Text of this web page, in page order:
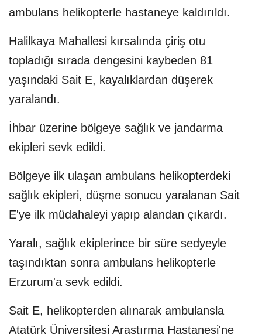
ambulans helikopterle hastaneye kaldırıldı.
Halilkaya Mahallesi kırsalında çiriş otu
topladığı sırada dengesini kaybeden 81
yaşındaki Sait E, kayalıklardan düşerek
yaralandı.
İhbar üzerine bölgeye sağlık ve jandarma
ekipleri sevk edildi.
Bölgeye ilk ulaşan ambulans helikopterdeki
sağlık ekipleri, düşme sonucu yaralanan Sait
E'ye ilk müdahaleyi yapıp alandan çıkardı.
Yaralı, sağlık ekiplerince bir süre sedyeyle
taşındıktan sonra ambulans helikopterle
Erzurum'a sevk edildi.
Sait E, helikopterden alınarak ambulansla
Atatürk Üniversitesi Araştırma Hastanesi'ne